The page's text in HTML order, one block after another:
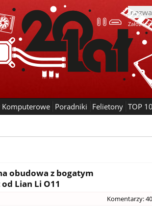
Załóż
Komputerowe Poradniki Felietony TOP 10
obudowa z bogatym
Lian Li O11
Komentarzy: 40